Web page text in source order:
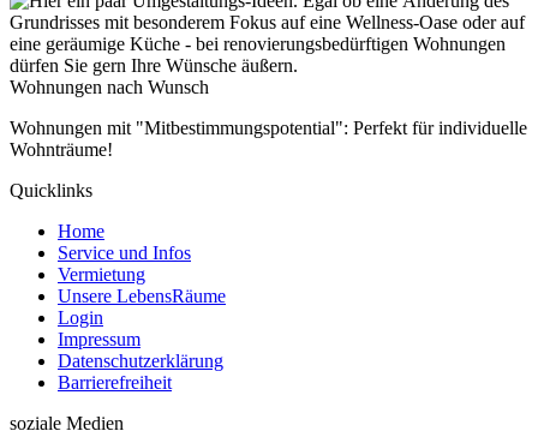
Wohnungen nach Wunsch
Wohnungen mit "Mitbestimmungspotential": Perfekt für individuelle
Wohnträume!
Quicklinks
Home
Service und Infos
Vermietung
Unsere LebensRäume
Login
Impressum
Datenschutzerklärung
Barrierefreiheit
soziale Medien